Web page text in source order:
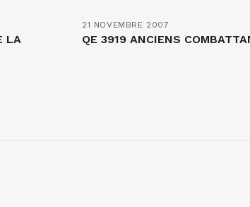
LA
21 NOVEMBRE 2007
QE 3919 ANCIENS